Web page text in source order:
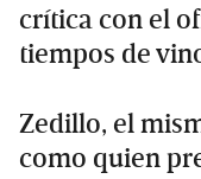
crítica con el
tiempos de
Zedillo, el
como quien